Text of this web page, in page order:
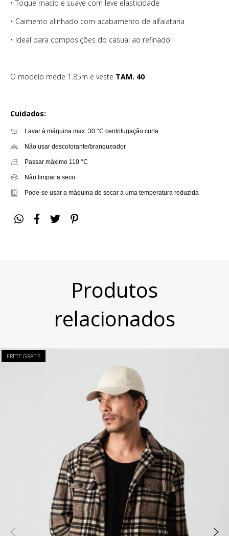
• Toque macio e suave com leve elasticidade
• Caimento alinhado com acabamento de alfaiataria
• Ideal para composições do casual ao refinado
O modelo mede 1.85m e veste TAM. 40
Cuidados:
Lavar à máquina max. 30 °C centrifugação curta
Não usar descolorante/branqueador
Passar máximo 110 °C
Não limpar a seco
Pode-se usar a máquina de secar a uma temperatura reduzida
Produtos
relacionados
FRETE GRÁTIS